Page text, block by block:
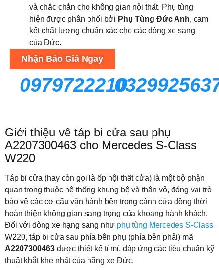
và chắc chắn cho không gian nội thất. Phụ tùng
hiện được phân phối bởi Phụ Tùng Đức Anh, cam
kết chất lượng chuẩn xác cho các dòng xe sang
của Đức.
Nhận Báo Giá Ngay
0979722210
Giới thiệu về táp bi cửa sau phụ
A2207300463 cho Mercedes S-Class
W220
Táp bi cửa (hay còn gọi là ốp nội thất cửa) là một bộ phận
quan trọng thuộc hệ thống khung bệ và thân vỏ, đóng vai trò
bảo vệ các cơ cấu vận hành bên trong cánh cửa đồng thời
hoàn thiện không gian sang trọng của khoang hành khách.
Đối với dòng xe hạng sang như phụ tùng Mercedes S-Class
W220, táp bi cửa sau phía bên phụ (phía bên phải) mã
A2207300463 được thiết kế tỉ mỉ, đáp ứng các tiêu chuẩn kỹ
thuật khắt khe nhất của hãng xe Đức.